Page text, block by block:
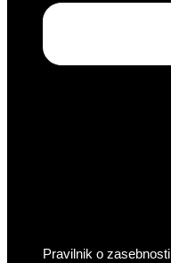
Pravilnik o zasebnosti